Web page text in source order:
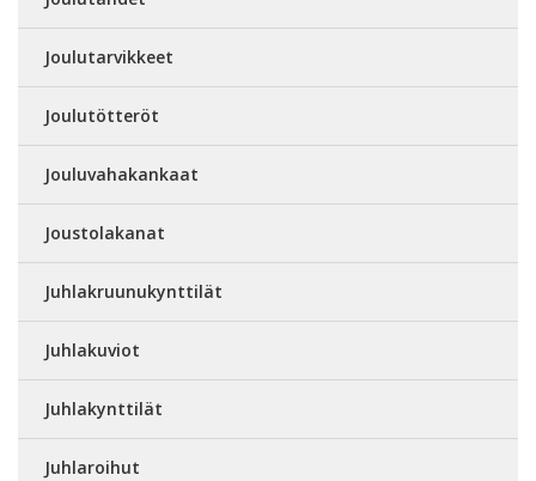
Joulutarvikkeet
Joulutötteröt
Jouluvahakankaat
Joustolakanat
Juhlakruunukynttilät
Juhlakuviot
Juhlakynttilät
Juhlaroihut